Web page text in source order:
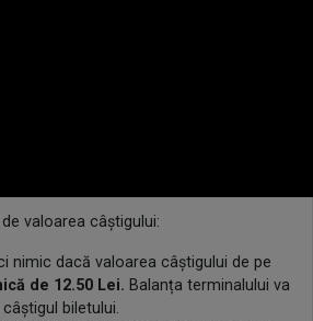
valoarea câștigului:
nimic dacă valoarea câștigului de pe
de 12.50 Lei. Balanța terminalului va
biletului.